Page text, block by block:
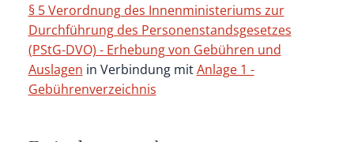
§ 5 Verordnung des Innenministeriums zur
Durchführung des Personenstandsgesetzes
(PStG-DVO) - Erhebung von Gebühren und
Auslagen in Verbindung mitAnlage 1 -
Gebührenverzeichnis